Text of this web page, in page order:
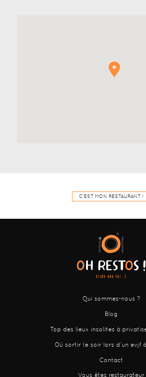
C'EST MON RESTAURANT !
Qui sommes-nous ?
Blog
Top des lieux insolites à
Où sortir le soir lors d’un evjf
Contact
Vous êtes restaurateur